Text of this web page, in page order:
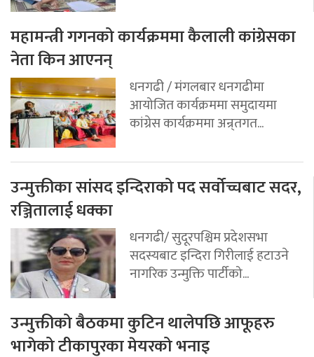
महामन्त्री गगनको कार्यक्रममा कैलाली कांग्रेसका
नेता किन आएनन्
धनगढी / मंगलबार धनगढीमा
आयोजित कार्यक्रममा समुदायमा
कांग्रेस कार्यक्रममा अन्र्तगत...
उन्मुक्तीका सांसद इन्दिराको पद सर्वोच्चबाट सदर,
रञ्जितालाई धक्का
धनगढी/ सुदूरपश्चिम प्रदेशसभा
सदस्यबाट इन्दिरा गिरीलाई हटाउने
नागरिक उन्मुक्ति पार्टीको...
उन्मुक्तीको बैठकमा कुटिन थालेपछि आफूहरु
भागेको टीकापुरका मेयरको भनाइ